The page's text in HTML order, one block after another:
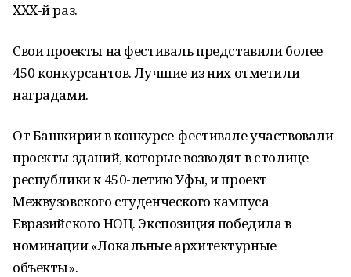
XXX-й раз.
Свои проекты на фестиваль представили более
450 конкурсантов. Лучшие из них отметили
наградами.
От Башкирии в конкурсе-фестивале участвовали
проекты зданий, которые возводят в столице
республики к 450-летию Уфы, и проект
Межвузовского студенческого кампуса
Евразийского НОЦ. Экспозиция победила в
номинации «Локальные архитектурные
объекты».